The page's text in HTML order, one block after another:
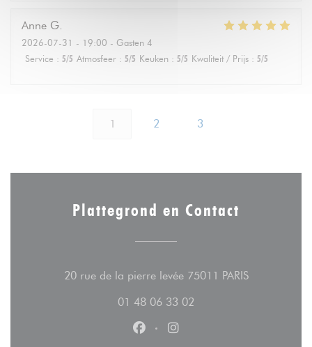
Anne G
2026-07-31 - 19:00 - Gasten 4
Service : 5/5 Atmosfeer : 5/5 Keuken : 5/5 Kwaliteit / Prijs : 5/5
1 2 3
Plattegrond en Contact
20 rue de la pierre levée 75011 PARIS((opent in
01 48 06 33 02
Facebook ((opent in een nieuw
Instagram ((opent in een